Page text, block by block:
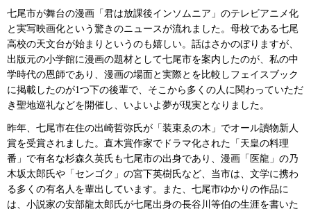
七尾市が舞台の漫画「君は放課後インソムニア」のテレビアニメ化
と実写映画化という驚きのニュースが流れました。母校である七尾
高校の天文台が始まりというのも嬉しい。話はさかのぼりますが、
出版元の小学館に漫画の題材として七尾市を案内したのが、私の中
学時代の恩師であり、漫画の場面と実際とを比較しフェイスブック
に掲載したのが1つ下の後輩で、そこから多くの人に関わっていただ
き聖地巡礼などを開催し、いよいよ夢が現実となりました。
昨年、七尾市在住の出崎哲弥氏が「装束ゑの木」でオール讀物新人
賞を受賞されました。直木賞作家でドラマ化された「天皇の料理
番」で有名な杉森久英氏も七尾市の出身であり、漫画「医龍」の乃
木坂太郎氏や「センゴク」の宮下英樹氏など、当市は、文学に携わ
る多くの有名人を輩出しています。また、七尾市ゆかりの作品に
は、小説家の安部龍太郎氏が七尾出身の長谷川等伯の生涯を書いた